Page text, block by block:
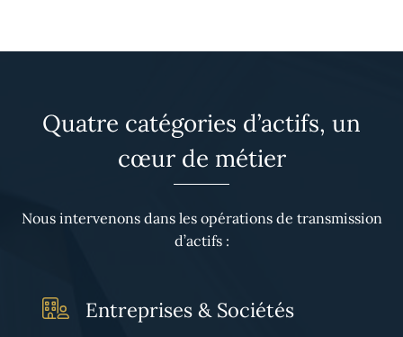
Quatre catégories d’actifs, un
cœur de métier
Nous intervenons dans les opérations de transmission
d’actifs :
Entreprises & Sociétés